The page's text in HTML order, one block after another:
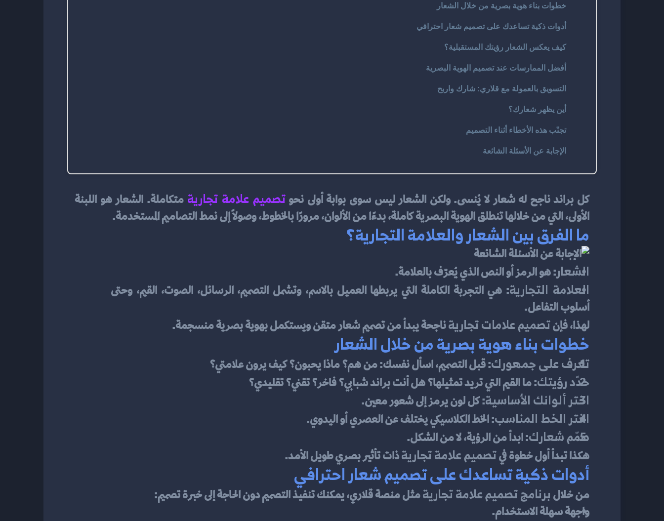
خطوات بناء هوية بصرية من خلال الشعار
أدوات ذكية تساعدك على تصميم شعار احترافي
كيف يعكس الشعار رؤيتك المستقبلية؟
أفضل الممارسات عند تصميم الهوية البصرية
التسويق بالعمولة مع قلاري: شارك واربح
أين يظهر شعارك؟
تجنّب هذه الأخطاء أثناء التصميم
الإجابة عن الأسئلة الشائعة
كل براند ناجح له شعار لا يُنسى. ولكن الشعار ليس سوى بوابة أولى نحو تصميم علامة تجارية
الأولى، التي من خلالها تنطلق الهوية البصرية كاملة، بدءًا من الألوان، مرورًا بالخطوط، وصولاً إلى نمط التصاميم المستخدمة.
ما الفرق بين الشعار والعلامة التجارية؟
الشعار: هو الرمز أو النص الذي يُعرّف بالعلامة.
العلامة التجارية
أسلوب التفاعل.
لهذا، فإن تصميم علامات تجارية ناجحة يبدأ من تصميم شعار متقن ويستكمل بهوية بصرية منسجمة.
خطوات بناء هوية بصرية من خلال الشعار
تعرف على جمهورك: قبل التصميم، اسأل نفسك: من هم؟ ماذا يحبون؟ كيف يرون علامتي؟
حدّد رؤيتك: ما القيم التي تريد تمثيلها؟ هل أنت براند شبابي؟ فاخر؟ تقني؟ تقليدي؟
اختر ألوانك الأساسية: كل لون يرمز إلى شعور معين.
اختر الخط المناسب: الخط الكلاسيكي يختلف عن العصري أو اليدوي.
صمّم شعارك: ابدأ من الرؤية، لا من الشكل.
هكذا تبدأ أول خطوة في تصميم علامة تجارية ذات تأثير بصري طويل الأمد.
أدوات ذكية تساعدك على تصميم شعار احترافي
من خلال برنامج تصميم علامة تجارية مثل منصة قلاري، يمكنك تنفيذ التصميم دون الحاجة إلى خبرة تصميم:
واجهة سهلة الاستخدام.